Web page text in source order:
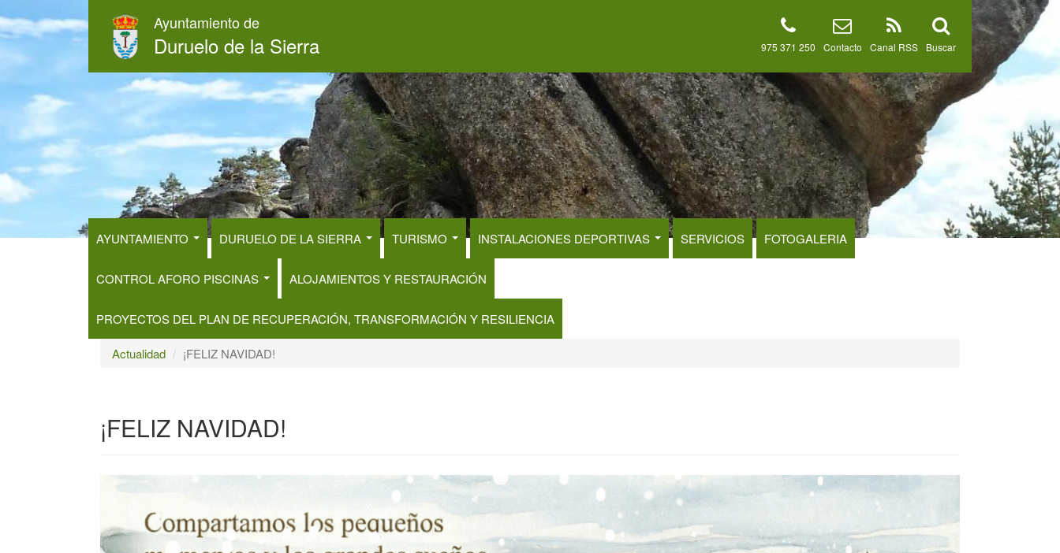
al
contenido
Ayuntamiento de
Duruelo de la Sierra Buscar
Canal RSS
Contacto
975 371 250
AYUNTAMIENTO DURUELO DE LA SIERRA TURISMO INSTALACIONES DEPORTIVAS SERVICIOS FOTOGALERIA
CONTROL AFORO PISCINAS ALOJAMIENTOS Y RESTAURACIÓN
PROYECTOS DEL PLAN DE RECUPERACIÓN, TRANSFORMACIÓN Y RESILIENCIA
Actualidad ¡FELIZ NAVIDAD!
¡FELIZ NAVIDAD!